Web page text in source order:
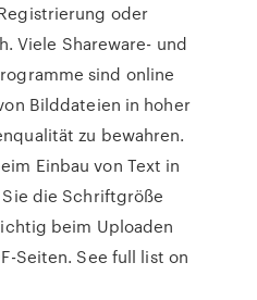
oder
Viele Shareware- und
sind online
Bilddateien in hoher
zu bewahren.
Einbau von Text in
die Schriftgröße
beim Uploaden
Seiten. See full list on